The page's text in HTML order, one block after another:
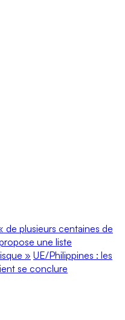
de plusieurs centaines de
une liste
» UE/Philippines : les
se conclure